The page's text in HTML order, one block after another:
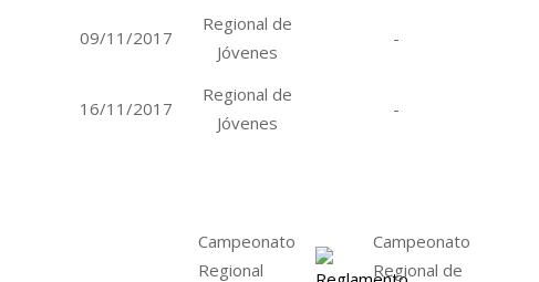
09/11/2017
Regional de
Jóvenes
-
16/11/2017
Regional de
Jóvenes
-
Campeonato
Regional
Campeonato
Regional de